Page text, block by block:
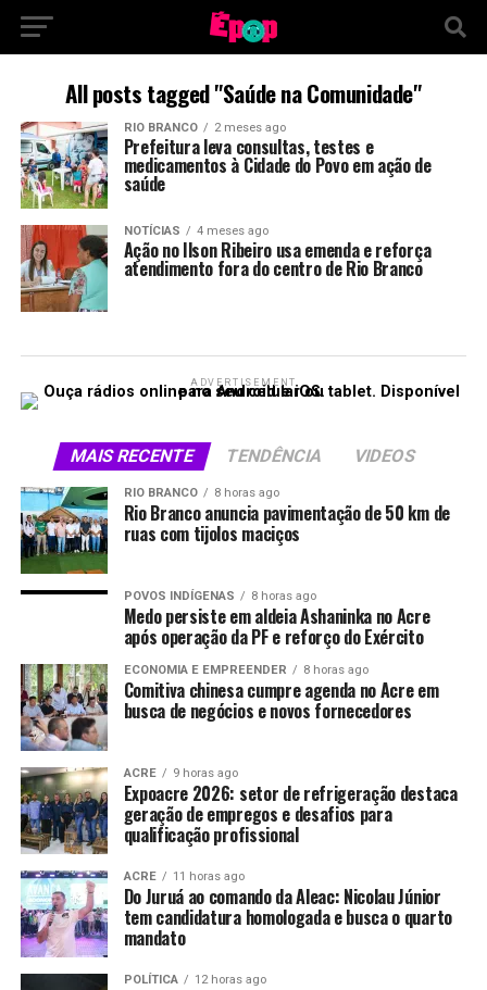
All posts tagged "Saúde na Comunidade"
RIO BRANCO 2 meses ago
Prefeitura leva consultas, testes e
medicamentos à Cidade do Povo em ação de
saúde
NOTÍCIAS 4 meses ago
Ação no Ilson Ribeiro usa emenda e reforça
atendimento fora do centro de Rio Branco
ADVERTISEMENT
MAIS RECENTE TENDÊNCIA VIDEOS
RIO BRANCO 8 horas ago
Rio Branco anuncia pavimentação de 50 km de
ruas com tijolos maciços
POVOS INDÍGENAS 8 horas ago
Medo persiste em aldeia Ashaninka no Acre
após operação da PF e reforço do Exército
ECONOMIA E EMPREENDER 8 horas ago
Comitiva chinesa cumpre agenda no Acre em
busca de negócios e novos fornecedores
ACRE 9 horas ago
Expoacre 2026: setor de refrigeração destaca
geração de empregos e desafios para
qualificação profissional
ACRE 11 horas ago
Do Juruá ao comando da Aleac: Nicolau Júnior
tem candidatura homologada e busca o quarto
mandato
POLÍTICA 12 horas ago